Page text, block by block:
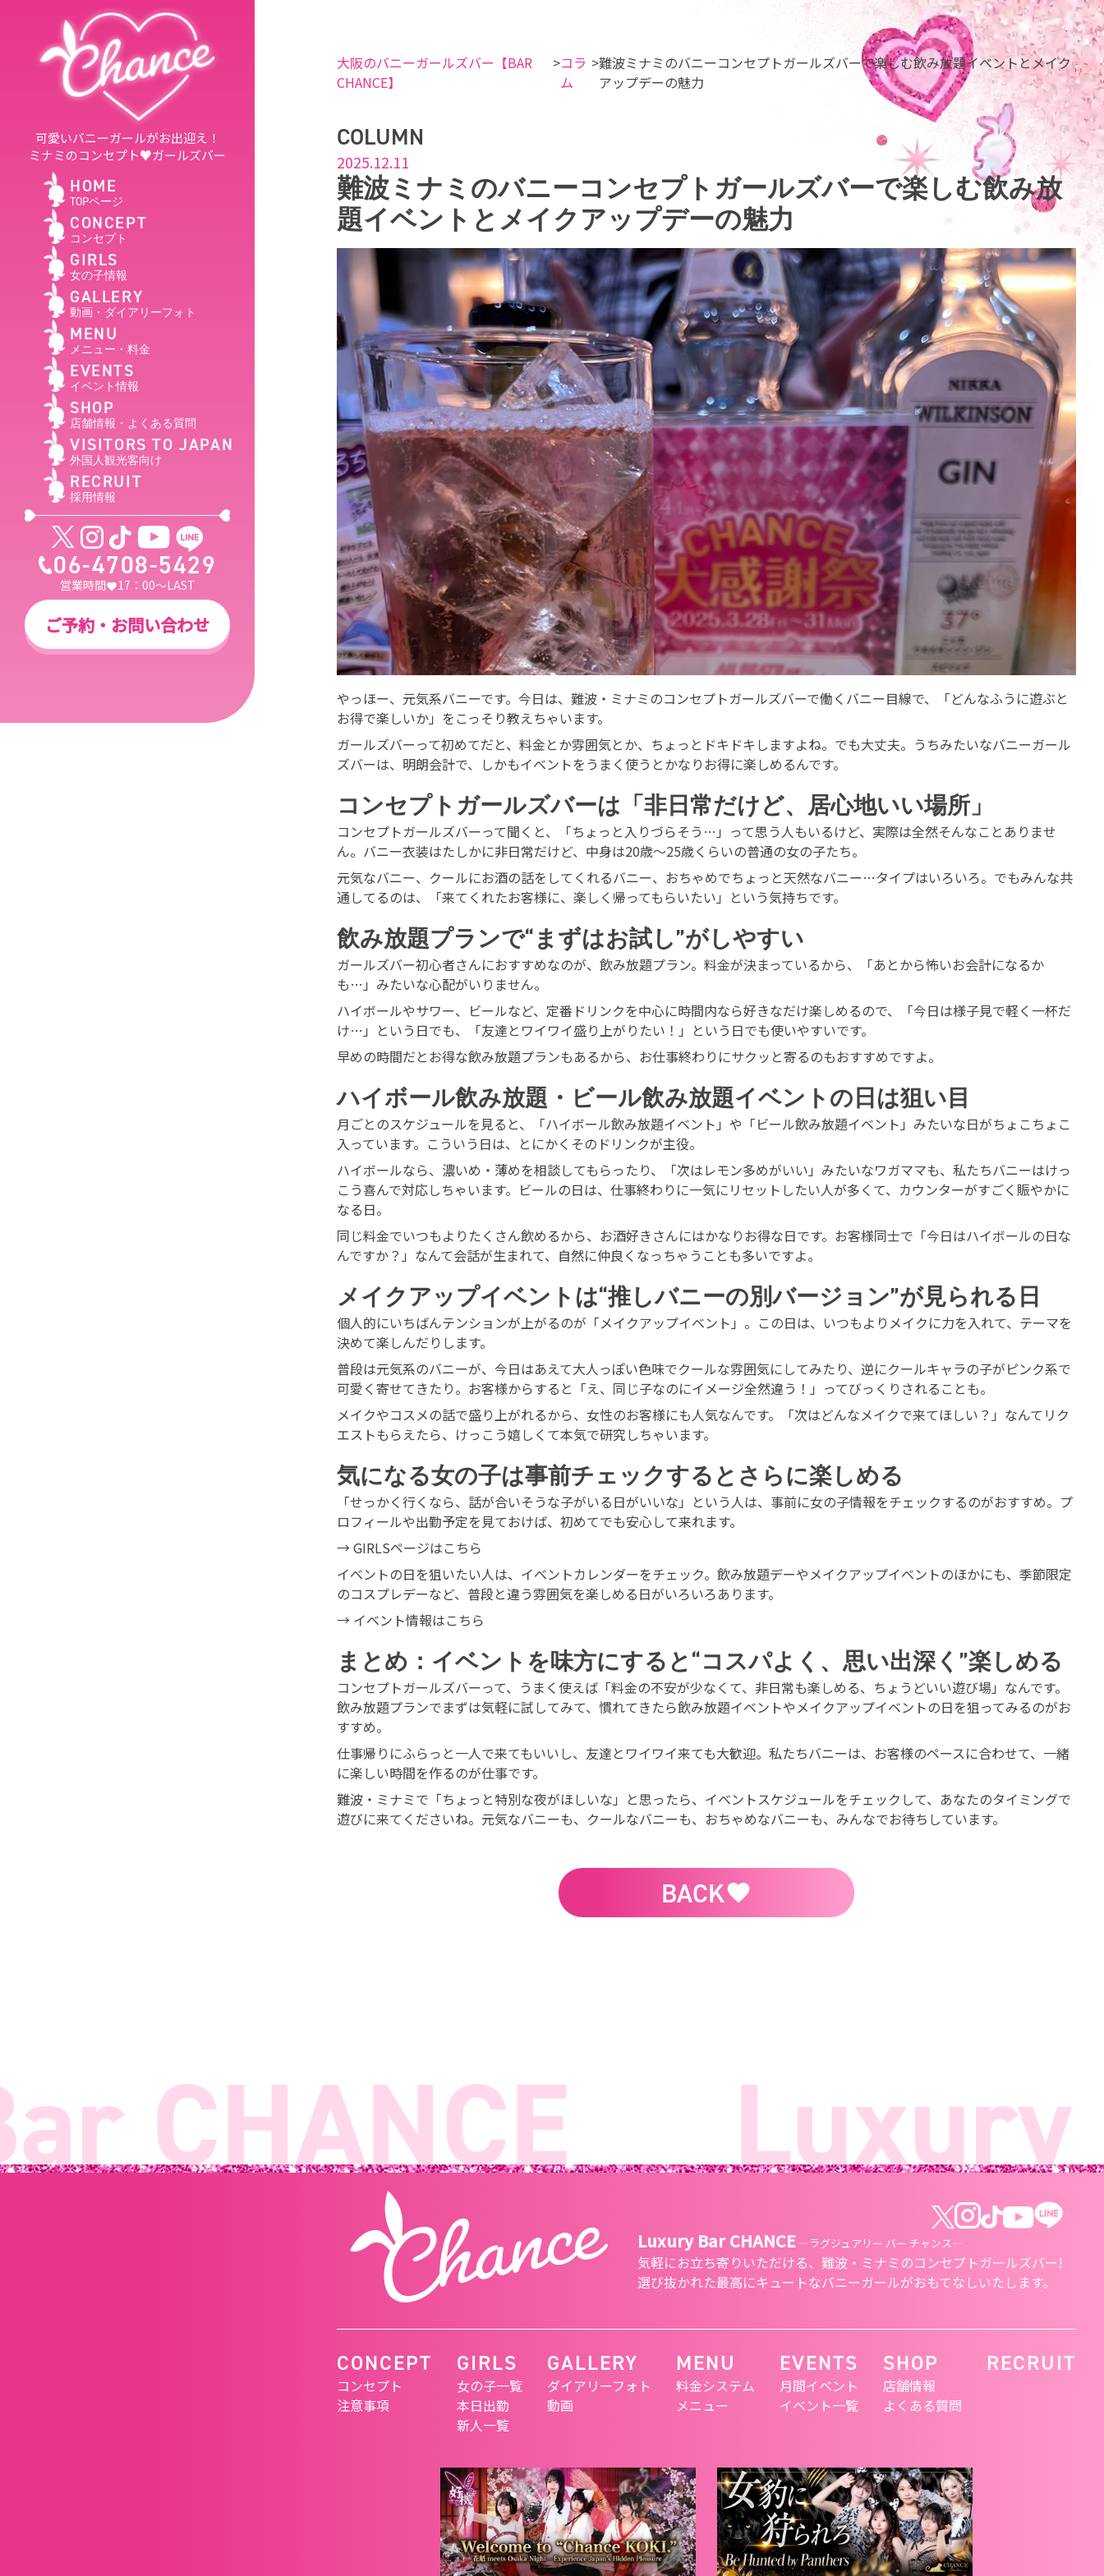
可愛いバニーガールがお出迎え！
ミナミのコンセプト♥ガールズバー
HOME
TOPページ
CONCEPT
コンセプト
GIRLS
女の子情報
GALLERY
動画・ダイアリーフォト
MENU
メニュー・料金
EVENTS
イベント情報
SHOP
店舗情報・よくある質問
VISITORS TO JAPAN
外国人観光客向け
RECRUIT
採用情報
06-4708-5429
営業時間 17：00～LAST
ご予約・お問い合わせ
大阪のバニーガールズバー【BAR
CHANCE】
コラ
ム
難波ミナミのバニーコンセプトガールズバーで楽しむ飲み放題イベントとメイク
アップデーの魅力
COLUMN
2025.12.11
難波ミナミのバニーコンセプトガールズバーで楽しむ飲み放
題イベントとメイクアップデーの魅力
やっほー、元気系バニーです。今日は、難波・ミナミのコンセプトガールズバーで働くバニー目線で、「どんなふうに遊ぶと
お得で楽しいか」をこっそり教えちゃいます。
ガールズバーって初めてだと、料金とか雰囲気とか、ちょっとドキドキしますよね。でも大丈夫。うちみたいなバニーガール
ズバーは、明朗会計で、しかもイベントをうまく使うとかなりお得に楽しめるんです。
コンセプトガールズバーは「非日常だけど、居心地いい場所」
コンセプトガールズバーって聞くと、「ちょっと入りづらそう…」って思う人もいるけど、実際は全然そんなことありませ
ん。バニー衣装はたしかに非日常だけど、中身は20歳〜25歳くらいの普通の女の子たち。
元気なバニー、クールにお酒の話をしてくれるバニー、おちゃめでちょっと天然なバニー…タイプはいろいろ。でもみんな共
通してるのは、「来てくれたお客様に、楽しく帰ってもらいたい」という気持ちです。
飲み放題プランで“まずはお試し”がしやすい
ガールズバー初心者さんにおすすめなのが、飲み放題プラン。料金が決まっているから、「あとから怖いお会計になるか
も…」みたいな心配がいりません。
ハイボールやサワー、ビールなど、定番ドリンクを中心に時間内なら好きなだけ楽しめるので、「今日は様子見で軽く一杯だ
け…」という日でも、「友達とワイワイ盛り上がりたい！」という日でも使いやすいです。
早めの時間だとお得な飲み放題プランもあるから、お仕事終わりにサクッと寄るのもおすすめですよ。
ハイボール飲み放題・ビール飲み放題イベントの日は狙い目
月ごとのスケジュールを見ると、「ハイボール飲み放題イベント」や「ビール飲み放題イベント」みたいな日がちょこちょこ
入っています。こういう日は、とにかくそのドリンクが主役。
ハイボールなら、濃いめ・薄めを相談してもらったり、「次はレモン多めがいい」みたいなワガママも、私たちバニーはけっ
こう喜んで対応しちゃいます。ビールの日は、仕事終わりに一気にリセットしたい人が多くて、カウンターがすごく賑やかに
なる日。
同じ料金でいつもよりたくさん飲めるから、お酒好きさんにはかなりお得な日です。お客様同士で「今日はハイボールの日な
んですか？」なんて会話が生まれて、自然に仲良くなっちゃうことも多いですよ。
メイクアップイベントは“推しバニーの別バージョン”が見られる日
個人的にいちばんテンションが上がるのが「メイクアップイベント」。この日は、いつもよりメイクに力を入れて、テーマを
決めて楽しんだりします。
普段は元気系のバニーが、今日はあえて大人っぽい色味でクールな雰囲気にしてみたり、逆にクールキャラの子がピンク系で
可愛く寄せてきたり。お客様からすると「え、同じ子なのにイメージ全然違う！」ってびっくりされることも。
メイクやコスメの話で盛り上がれるから、女性のお客様にも人気なんです。「次はどんなメイクで来てほしい？」なんてリク
エストもらえたら、けっこう嬉しくて本気で研究しちゃいます。
気になる女の子は事前チェックするとさらに楽しめる
「せっかく行くなら、話が合いそうな子がいる日がいいな」という人は、事前に女の子情報をチェックするのがおすすめ。プ
ロフィールや出勤予定を見ておけば、初めてでも安心して来れます。
→GIRLSページはこちら
イベントの日を狙いたい人は、イベントカレンダーをチェック。飲み放題デーやメイクアップイベントのほかにも、季節限定
のコスプレデーなど、普段と違う雰囲気を楽しめる日がいろいろあります。
→ イベント情報はこちら
まとめ：イベントを味方にすると“コスパよく、思い出深く”楽しめる
コンセプトガールズバーって、うまく使えば「料金の不安が少なくて、非日常も楽しめる、ちょうどいい遊び場」なんです。
飲み放題プランでまずは気軽に試してみて、慣れてきたら飲み放題イベントやメイクアップイベントの日を狙ってみるのがお
すすめ。
仕事帰りにふらっと一人で来てもいいし、友達とワイワイ来ても大歓迎。私たちバニーは、お客様のペースに合わせて、一緒
に楽しい時間を作るのが仕事です。
難波・ミナミで「ちょっと特別な夜がほしいな」と思ったら、イベントスケジュールをチェックして、あなたのタイミングで
遊びに来てくださいね。元気なバニーも、クールなバニーも、おちゃめなバニーも、みんなでお待ちしています。
BACK
Luxury
Luxury Bar CHANCE ―ラグジュアリー バー チャンス―
気軽にお立ち寄りいただける、 難波・ミナミのコンセプトガールズバー!
選び抜かれた最高にキュートなバニーガールがおもてなしいたします。
CONCEPT
コンセプト
注意事項
GIRLS
女の子一覧
本日出勤
新人一覧
GALLERY
ダイアリーフォト
動画
MENU
料金システム
メニュー
EVENTS
月間イベント
イベント一覧
SHOP
店舗情報
よくある質問
RECRUIT